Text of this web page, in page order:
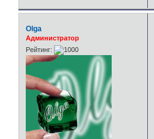
Olga
Администратор
Рейтинг: